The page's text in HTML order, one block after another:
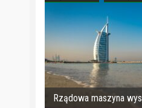
Rządowa maszyna wys